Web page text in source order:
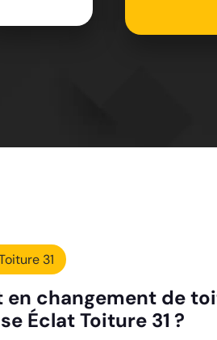
31
en changement de
Éclat Toiture 31 ?